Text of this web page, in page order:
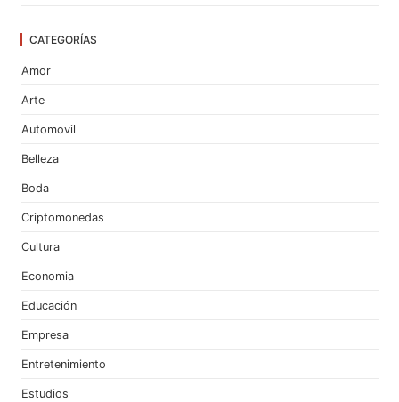
CATEGORÍAS
Amor
Arte
Automovil
Belleza
Boda
Criptomonedas
Cultura
Economia
Educación
Empresa
Entretenimiento
Estudios